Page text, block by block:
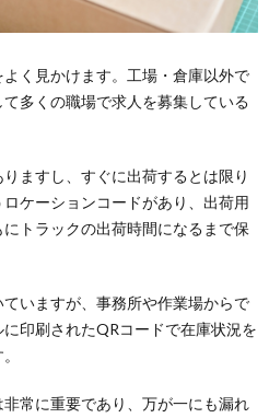
く見かけます。工場・倉庫以外で
多くの職場で求人を募集している
ますし、すぐに出荷するとは限り
ケーションコードがあり、出荷用
トラックの出荷時間になるまで保
いますが、事務所や作業場からで
印刷されたQRコードで在庫状況を
常に重要であり、万が一にも漏れ